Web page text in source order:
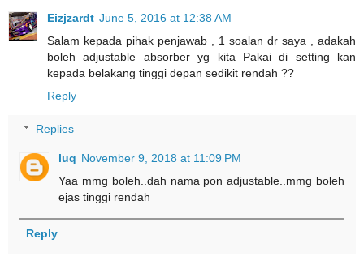
Eizjzardt June 5, 2016 at 12:38 AM
Salam kepada pihak penjawab , 1 soalan dr saya , adakah
boleh adjustable absorber yg kita Pakai di setting kan
kepada belakang tinggi depan sedikit rendah ??
Reply
Replies
luq November 9, 2018 at 11:09 PM
Yaa mmg boleh..dah nama pon adjustable..mmg boleh
ejas tinggi rendah
Reply